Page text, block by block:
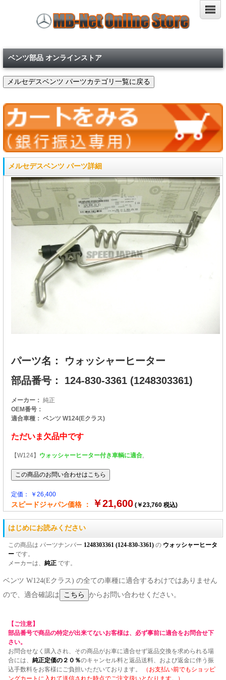
ベンツ部品 オンラインストア
メルセデスベンツ パーツ詳細
パーツ名： ウォッシャーヒーター
部品番号： 124-830-3361 (1248303361)
メーカー： 純正
OEM番号：
適合車種： ベンツ W124(Eクラス)
ただいま欠品中です
【W124】 ウォッシャーヒーター付き車輌に適合,
定価： ￥26,400
スピードジャパン価格 ： ￥21,600 (￥23,760 税込)
はじめにお読みください
この商品は パーツナンバー 1248303361 (124-830-3361) の ウォッシャーヒータ
ー です。
メーカーは、 純正 です。
ベンツ W124(Eクラス) の全ての車種に適合するわけではありません
ので、適合確認は
からお問い合わせください。
【ご注意】
部品番号で商品の特定が出来てないお客様は、必ず事前に適合をお問合せ下
さい。
お問合せなく購入され、その商品がお車に適合せず返品交換を求められる場
合には、 純正定価の２０％のキャンセル料と返品送料、および返金に伴う振
込手数料をお客様にご負担いただいております。
（お支払い前でもショッピ
ングカートに入れて送信された時点でご注文扱いとなります。）